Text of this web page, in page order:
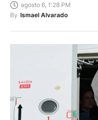
agosto 6, 1:28 PM
By Ismael Alvarado